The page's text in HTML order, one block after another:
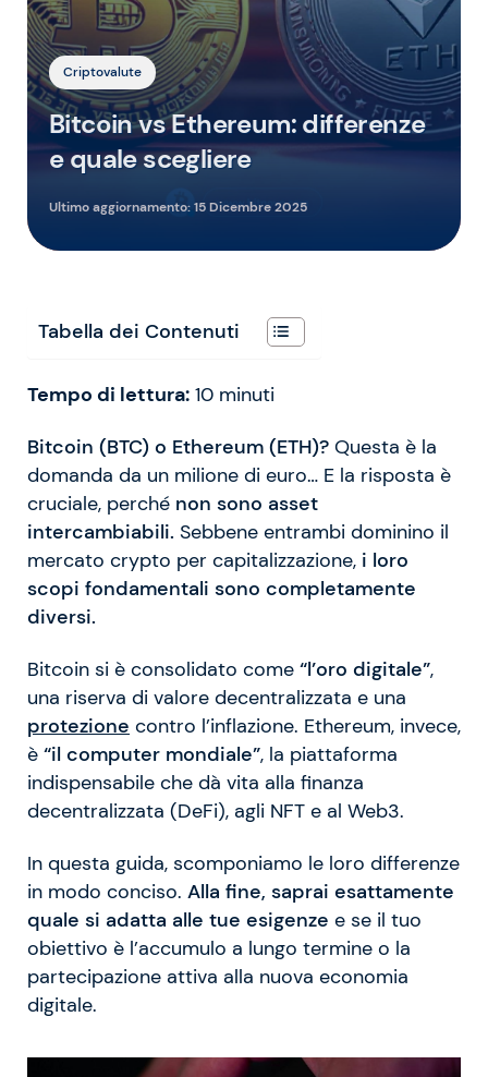
Criptovalute
Bitcoin vs Ethereum: differenze
e quale scegliere
Ultimo aggiornamento:15 Dicembre 2025
Tabella dei Contenuti
Tempo di lettura: 10 minuti
Bitcoin (BTC) o Ethereum (ETH)? Questa è la
domanda da un milione di euro… E la risposta è
cruciale, perché non sono asset
intercambiabili. Sebbene entrambi dominino il
mercato crypto per capitalizzazione, i loro
scopi fondamentali sono completamente
diversi.
Bitcoin si è consolidato come “l’oro digitale”,
una riserva di valore decentralizzata e una
protezione contro l’inflazione. Ethereum, invece,
è “il computer mondiale”, la piattaforma
indispensabile che dà vita alla finanza
decentralizzata (DeFi), agli NFT e al Web3.
In questa guida, scomponiamo le loro differenze
in modo conciso. Alla fine, saprai esattamente
quale si adatta alle tue esigenze e se il tuo
obiettivo è l’accumulo a lungo termine o la
partecipazione attiva alla nuova economia
digitale.